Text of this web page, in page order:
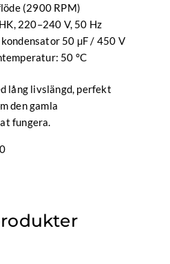
(2900 RPM)
220–240 V, 50 Hz
50 µF / 450 V
50 °C
lång livslängd, perfekt
den gamla
fungera.